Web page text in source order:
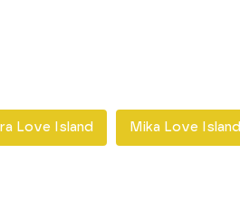
Love Island Mika Love Island